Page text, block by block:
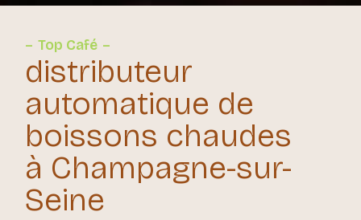
Top Café
distributeur
automatique de
boissons chaudes
à Champagne-sur-
Seine